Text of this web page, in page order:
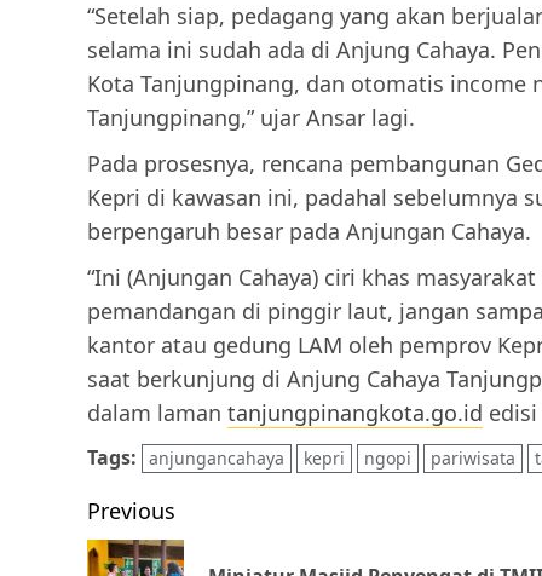
“Setelah siap, pedagang yang akan
selama ini sudah ada di Anjung Cahaya.
Kota Tanjungpinang, dan otomatis income
Tanjungpinang,” ujar Ansar lagi.
Pada prosesnya, rencana pembangunan
Kepri di kawasan ini, padahal sebelumnya
berpengaruh besar pada Anjungan Cahaya.
“Ini (Anjungan Cahaya) ciri khas
pemandangan di pinggir laut, jangan
kantor atau gedung LAM oleh pemprov
saat berkunjung di Anjung Cahaya
dalam laman tanjungpinangkota.go.id edisi
Tags: anjungancahaya kepri ngopi pariwisata
Post
navigation
Previous